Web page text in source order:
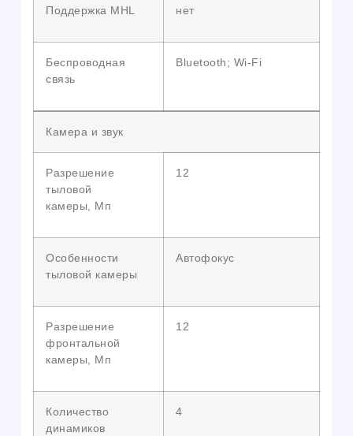
Поддержка MHL нет
Беспроводная
связь
Bluetooth; Wi-Fi
Камера и звук
Разрешение
тыловой
камеры, Мп
12
Особенности
тыловой камеры
Автофокус
Разрешение
фронтальной
камеры, Мп
12
Количество
динамиков
4